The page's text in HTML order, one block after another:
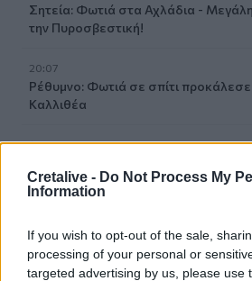
Cretalive - Do Not Process My
Information
If you wish to opt-out of the sale,
processing of your personal or
targeted advertising by us, please use
Σητεία: Φωτιά στα Αχλάδια -
την Πυροσβεστική!
20:07
Ρέθυμνο: Φωτιά σε σπίτι
Καλλιθέα
19:59
χασίς σε προαύλιο χώρο σχολείου
Πάτρα: Θρήνος για μωράκι μόλις 8
Νοσηλευόταν στη ΜΕΘ Νεογνών